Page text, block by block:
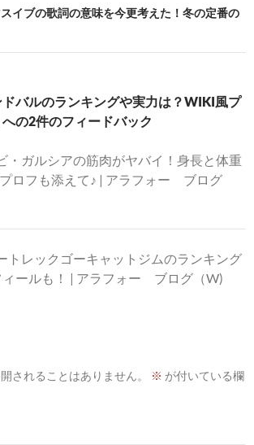
イブの歌詞の意味を今更考えた！冬の定番の
ドバルのランキングや実力は？WIKI風プ
の2件のフィードバック
・ガルシアの筋肉がヤバイ！身長と体重
ロフも添えて♪ | アラフォー ブログ
トレックゴーキャットジムのランキング
ールも！ | アラフォー ブログ（W)
されることはありません。 ※ が付いている欄